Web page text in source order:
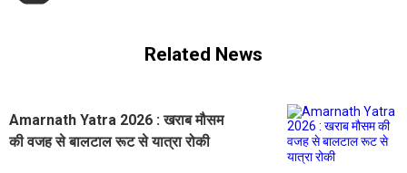
Related News
Amarnath Yatra 2026 : खराब मौसम
की वजह से बालटाल रूट से यात्रा रोकी